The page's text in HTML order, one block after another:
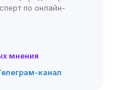
по онлайн-
мнения
канал